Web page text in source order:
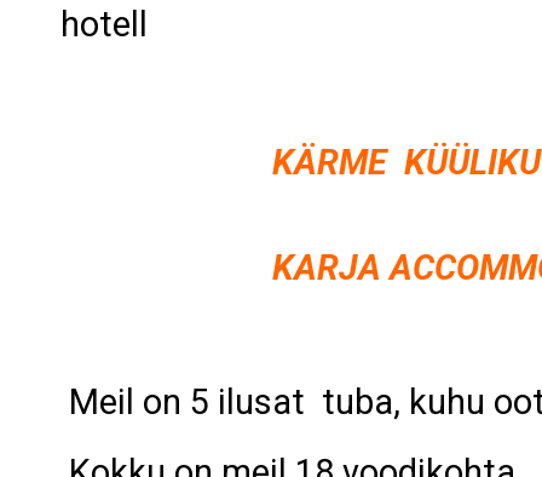
hotell
KÄRME KÜÜLIKU
KARJA
Meil on 5 ilusat tuba, kuhu